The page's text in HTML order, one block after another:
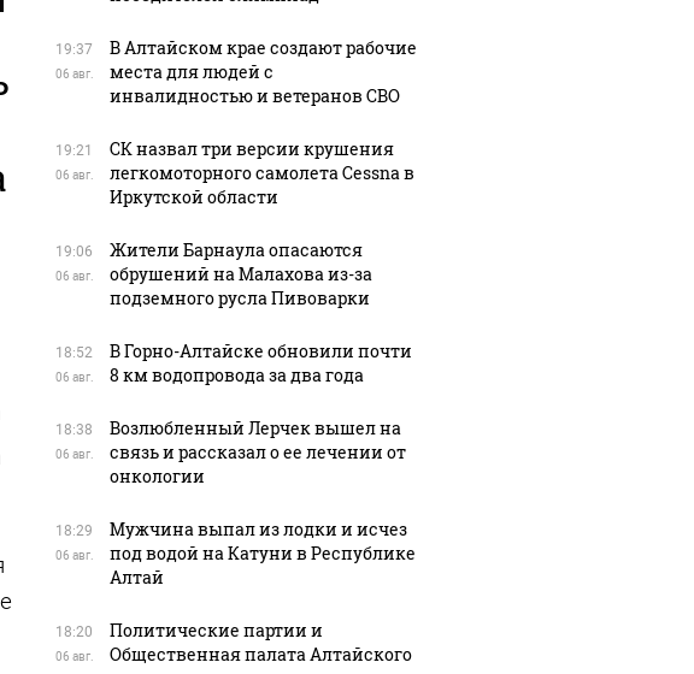
19:37
06 авг.
В Алтайском крае создают рабочие
места для людей с
инвалидностью и ветеранов СВО
19:21
06 авг.
СК назвал три версии крушения
легкомоторного самолета Cessna в
Иркутской области
19:06
06 авг.
Жители Барнаула опасаются
обрушений на Малахова из-за
подземного русла Пивоварки
18:52
06 авг.
В Горно-Алтайске обновили почти
8 км водопровода за два года
18:38
06 авг.
Возлюбленный Лерчек вышел на
связь и рассказал о ее лечении от
онкологии
18:29
06 авг.
Мужчина выпал из лодки и исчез
под водой на Катуни в Республике
Алтай
18:20
06 авг.
Политические партии и
Общественная палата Алтайского